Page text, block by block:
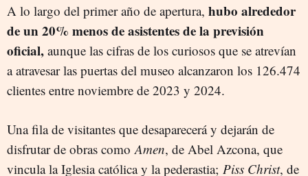
A lo largo del primer año de apertura, hubo alrededor
de un 20% menos de asistentes de la previsión
oficial, aunque las cifras de los curiosos que se atrevían
a atravesar las puertas del museo alcanzaron los 126.474
clientes entre noviembre de 2023 y 2024.
Una fila de visitantes que desaparecerá y dejarán de
disfrutar de obras como Amen, de Abel Azcona, que
vincula la Iglesia católica y la pederastia; Piss Christ, de